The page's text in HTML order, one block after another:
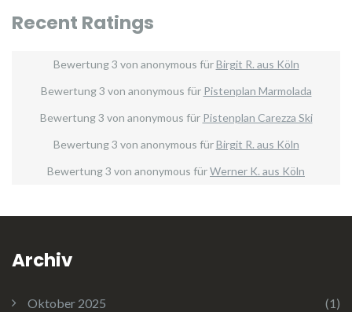
Recent Ratings
Bewertung3 von anonymous für Birgit R. aus Köln
Bewertung3 von anonymous für Pistenplan Marmolada
Bewertung3 von anonymous für Pistenplan Carezza Ski
Bewertung3 von anonymous für Birgit R. aus Köln
Bewertung3 von anonymous fürWerner K. aus Köln
Archiv
Oktober 2025
(1)